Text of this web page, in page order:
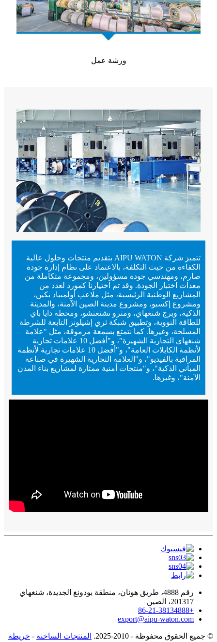
ورشة عمل
تتميز شركة AIPU WATON بتقديم منتجات وحلول عالية
الكفاءة من حيث التكلفة، بالاعتماد على نظام إدارة جودة
صارم، ومهندسي جودة مسؤولين، ومجموعة متكاملة من
معدات اختبار الجودة. وقد تم اختيارنا كمورد لعدد من
المشاريع الوطنية الرئيسية، مثل ملاعب أولمبياد بكين،
ومشروع إكسبو، ومشروع مدينة الصين الآمنة، والمدينة
الذكية، وبرج شنغهاي، ومترو تشنغتشو، ومحطة دايا باي
للطاقة النووية، وتطبيق شبكة ثري إشيلونز التابعة للشرطة
المسلحة، وغيرها. كما نتمتع بسمعة مرموقة، مثل "علامة
شنغهاي التجارية الشهيرة"، و"أفضل 10 علامات تجارية
لأنظمة الكابلات العامة"، و"أفضل 10 علامات تجارية لأنظمة
المراقبة بالفيديو"، و"العلامة التجارية الشهيرة في صناعة
المباني الذكية"، و"منتجات أمنية ممتازة لمشاريع بناء المدن
الآمنة"، وغيرها.
رقم 4888، طريق هونان، منطقة بودونغ الجديدة، شنغهاي
201317، الصين
+86-21-38134888
export@aipu-waton.com
© جميع الحقوق محفوظة - 2010-2025. المنتجات الساخنة - خريطة